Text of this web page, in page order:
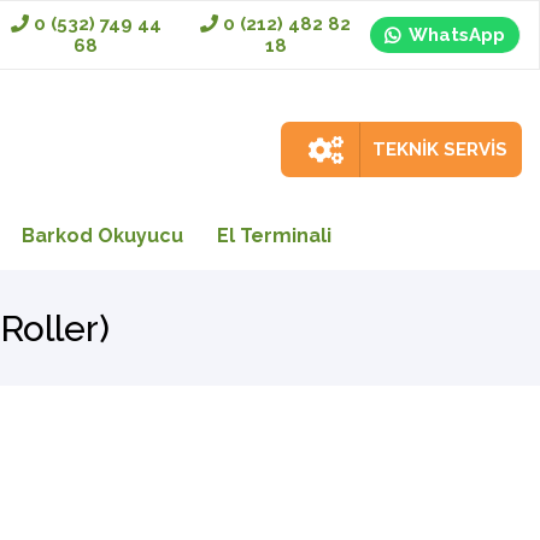
0 (532) 749 44
68
0 (212) 482 82
18
WhatsApp
TEKNİK SERVİS
Barkod Okuyucu El Terminali